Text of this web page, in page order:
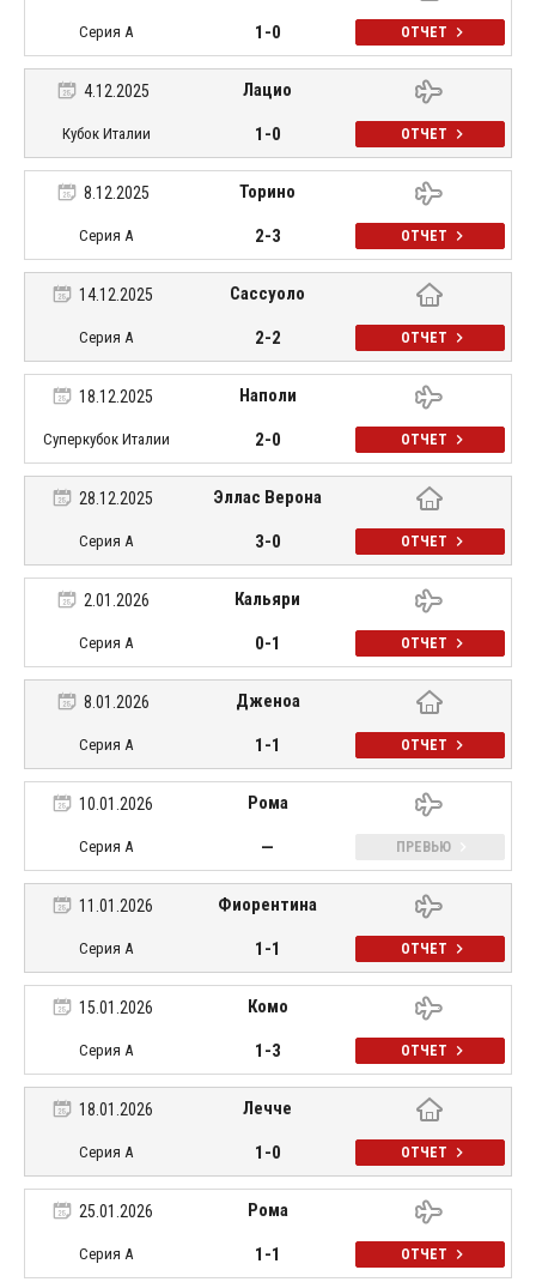
Серия А 1-0 ОТЧЕТ
4.12.2025 Лацио
Кубок Италии 1-0 ОТЧЕТ
8.12.2025 Торино
Серия А 2-3 ОТЧЕТ
14.12.2025 Сассуоло
Серия А 2-2 ОТЧЕТ
18.12.2025 Наполи
Суперкубок Италии 2-0 ОТЧЕТ
28.12.2025 Эллас Верона
Серия А 3-0 ОТЧЕТ
2.01.2026 Кальяри
Серия А 0-1 ОТЧЕТ
8.01.2026 Дженоа
Серия А 1-1 ОТЧЕТ
10.01.2026 Рома
Серия А — ПРЕВЬЮ
11.01.2026 Фиорентина
Серия А 1-1 ОТЧЕТ
15.01.2026 Комо
Серия А 1-3 ОТЧЕТ
18.01.2026 Лечче
Серия А 1-0 ОТЧЕТ
25.01.2026 Рома
Серия А 1-1 ОТЧЕТ